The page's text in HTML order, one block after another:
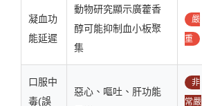
凝血功
能延遲
動物研究顯示廣藿香
醇可能抑制血小板聚
集
嚴
重
口服中
毒(誤
惡心、嘔吐、肝功能
非
常嚴